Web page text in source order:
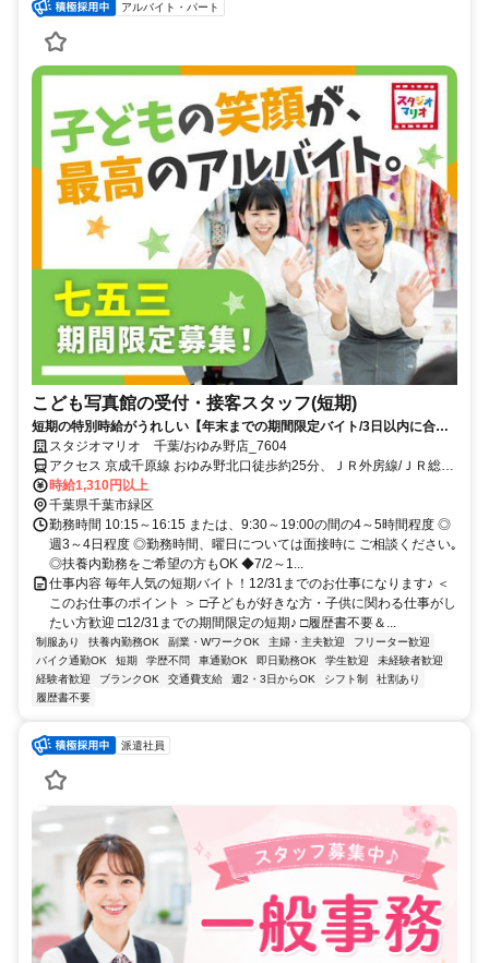
アルバイト・パート
こども写真館の受付・接客スタッフ(短期)
短期の特別時給がうれしい【年末までの期間限定バイト/3日以内に合否
決定】人と話すのが好きな方にピッタリ！扶養内勤務も◎髪色・ネイル
色自由♪
スタジオマリオ 千葉/おゆみ野店_7604
アクセス 京成千原線 おゆみ野北口徒歩約25分、ＪＲ外房線/ＪＲ総武
本線 鎌取南口徒歩約33分、京成千原線 ちはら台西側出口徒歩約34分
鎌取駅よりバス、「農業センター入口」下車3分
時給1,310円以上
千葉県千葉市緑区
勤務時間 10:15～16:15 または、9:30～19:00の間の4～5時間程度 ◎
週3～4日程度 ◎勤務時間、曜日については面接時に ご相談ください｡
◎扶養内勤務をご希望の方もOK ◆7/2～1...
仕事内容 毎年人気の短期バイト！12/31までのお仕事になります♪ ＜
このお仕事のポイント ＞ □子どもが好きな方・子供に関わる仕事がし
たい方歓迎 □12/31までの期間限定の短期♪ □履歴書不要＆...
制服あり 扶養内勤務OK 副業・WワークOK 主婦・主夫歓迎
フリーター歓迎
バイク通勤OK
短期 学歴不問 車通勤OK 即日勤務OK 学生歓迎
未経験者歓迎
経験者歓迎
ブランクOK 交通費支給 週2・3日からOK シフト制
社割あり
履歴書不要
派遣社員